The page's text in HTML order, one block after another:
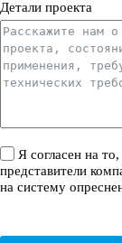
Детали проекта
Я согласен на
представители
на систему